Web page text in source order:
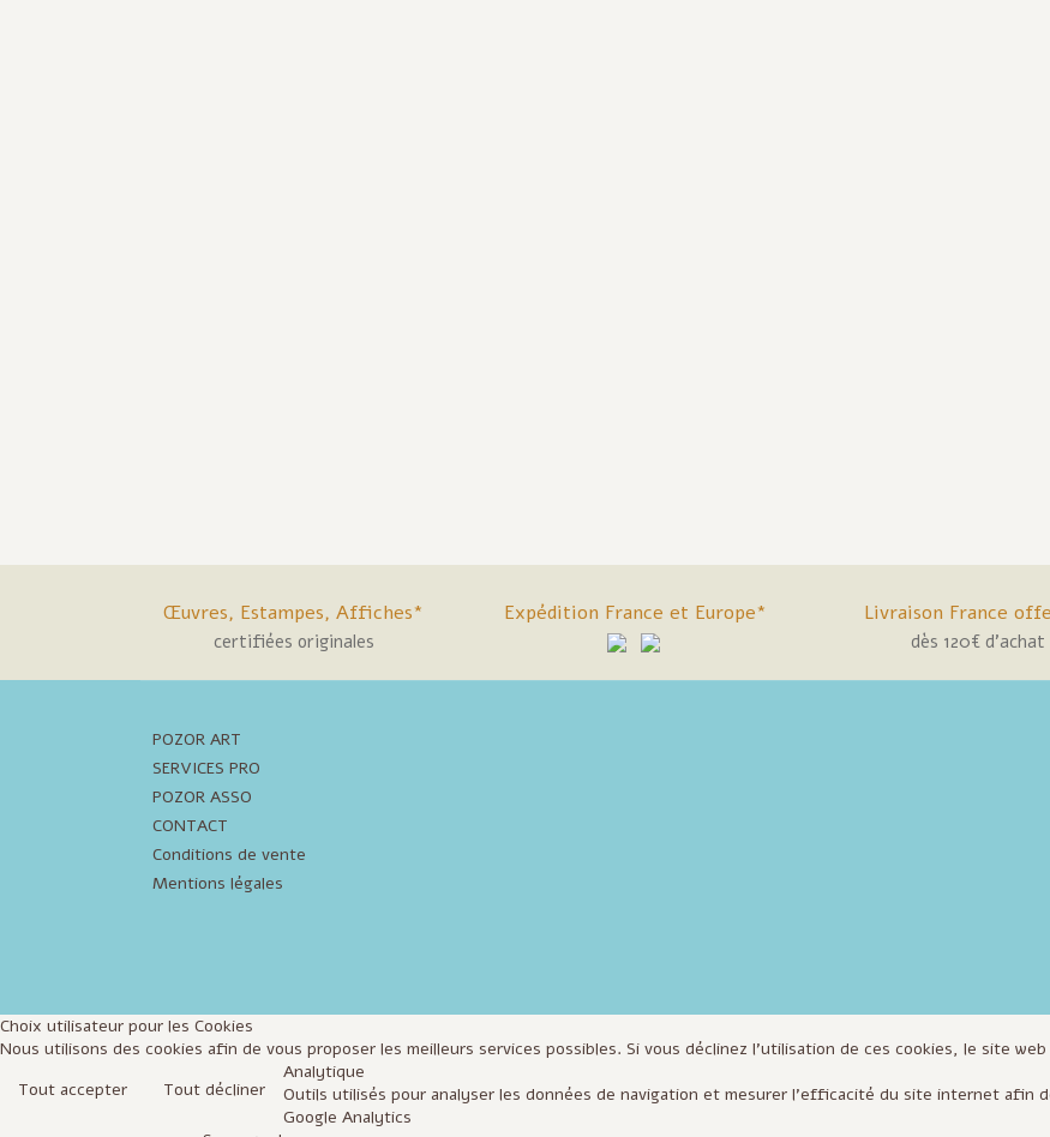
Œuvres, Estampes, Affiches*
certifiées originales
Expédition France et Europe* Livraison France
dès 120€ d'achat
POZOR ART
SERVICES PRO
POZOR ASSO
CONTACT
Conditions de vente
Mentions légales
Choix utilisateur pour les Cookies
Nous utilisons des cookies afin de vous proposer les meilleurs services possibles. Si vous déclinez l'utilisation de ces cookies, le site
Tout accepter
Tout décliner
Analytique
Outils utilisés pour analyser les données de navigation et mesurer l'efficacité du site internet afin
Google Analytics